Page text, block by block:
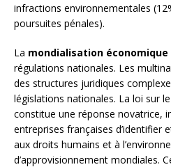
infractions environnementales
poursuites pénales).
La mondialisation économique
régulations nationales. Les
des structures juridiques
législations nationales. La loi sur
constitue une réponse novatrice,
entreprises françaises d’identifier
aux droits humains et à
d’approvisionnement mondiales.